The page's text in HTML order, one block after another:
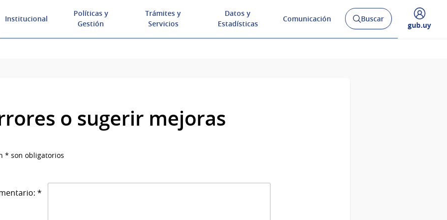
Institucional
Políticas y
Gestión
Trámites y
Servicios
Datos y
Estadísticas
Comunicación
AbrirBuscar
Desplegar
gub.uy
o sugerir mejoras
* son obligatorios
*